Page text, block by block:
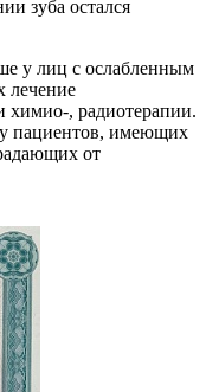
зуба остался
у лиц с ослабленным
лечение
химио-, радиотерапии.
у пациентов, имеющих
от